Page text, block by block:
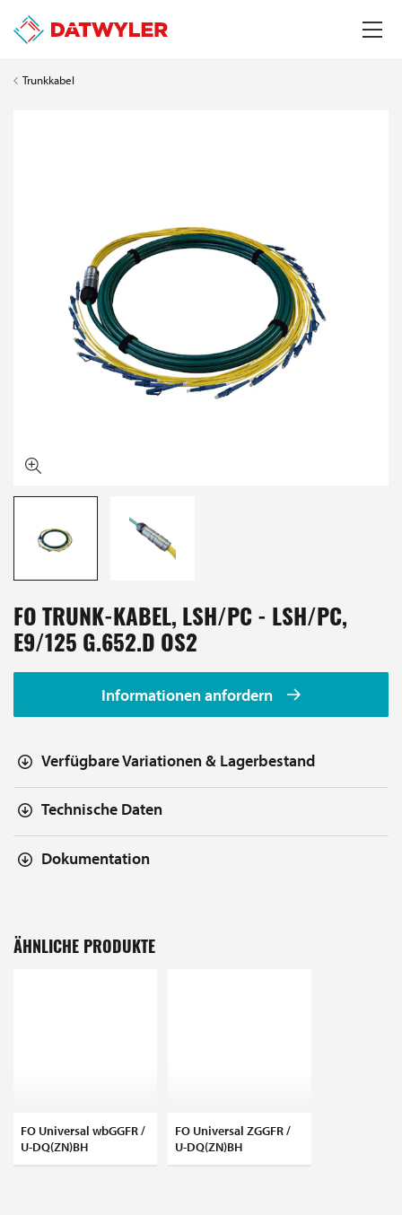
Trunkkabel
FO TRUNK-KABEL, LSH/PC - LSH/PC,
E9/125 G.652.D OS2
Informationen anfordern
Verfügbare Variationen & Lagerbestand
Technische Daten
Dokumentation
ÄHNLICHE PRODUKTE
FO Universal wbGGFR /
U-DQ(ZN)BH
FO Universal ZGGFR /
U-DQ(ZN)BH